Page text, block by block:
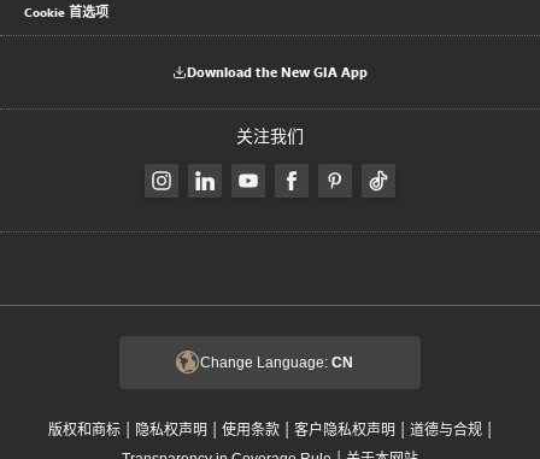
Cookie 首选项
Download the New GIA App
关注我们
Change Language: CN
版权和商标 | 隐私权声明 | 使用条款 | 客户隐私权声明 | 道德与合规 |